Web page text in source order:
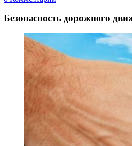
Безопасность дорожного